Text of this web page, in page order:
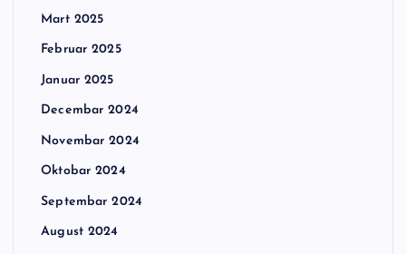
Mart 2025
Februar 2025
Januar 2025
Decembar 2024
Novembar 2024
Oktobar 2024
Septembar 2024
August 2024